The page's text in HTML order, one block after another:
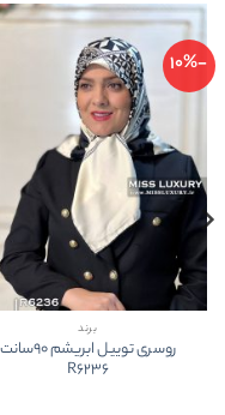
-10%
برند
روسری توییل ابریشم 90سانت
R6236